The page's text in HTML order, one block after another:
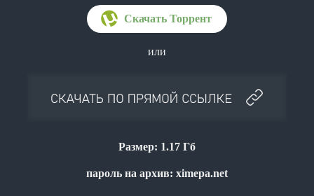
или
Размер: 1.17 Гб
пароль на архив: ximepa.net